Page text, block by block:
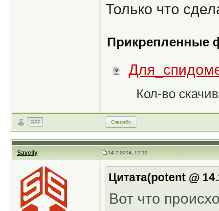
Только что
Прикрепленные
Кол-во
Спасибо
Saveliy 14.2.2014, 12:10
Цитата(potent @
Вот что